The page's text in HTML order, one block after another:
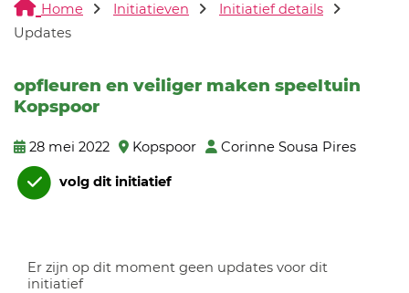
Home Initiatieven
Initiatief details
Updates
opfleuren en veiliger maken speeltuin
Kopspoor
28 mei 2022 Kopspoor Corinne Sousa Pires
volg dit initiatief
Er zijn op dit moment geen updates voor dit
initiatief